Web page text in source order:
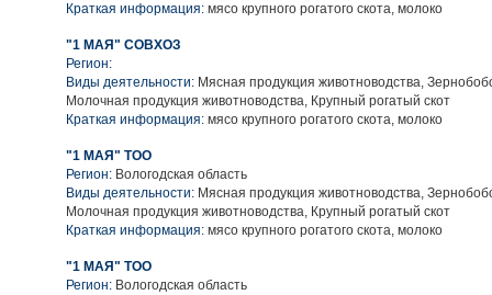
Краткая информация: мясо крупного рогатого скота, молоко
"1 МАЯ" СОВХОЗ
Регион:
Виды деятельности: Мясная продукция животноводства,
Молочная продукция животноводства, Крупный рогатый скот
Краткая информация: мясо крупного рогатого скота, молоко
"1 МАЯ" ТОО
Регион: Вологодская область
Виды деятельности: Мясная продукция животноводства,
Молочная продукция животноводства, Крупный рогатый скот
Краткая информация: мясо крупного рогатого скота, молоко
"1 МАЯ" ТОО
Регион: Вологодская область